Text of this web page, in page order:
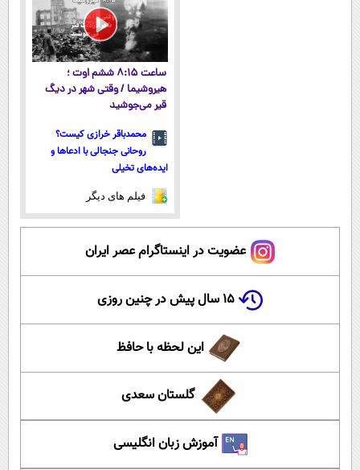
ساعت ۸:۱۵ ششم اوت ؛
هیروشیما / وقتی شهر در دیگ
قیر می‌جوشید
محمدباقر خرازی کیست؟
روحانی جنجالی با ادعاها و
ایده‌های تخیلی
فیلم های دیگر
عضویت در اینستاگرام عصر ایران
۱۵ سال پیش در چنین روزی
این لحظه با حافظ
گلستان سعدی
آموزش زبان انگلیسی